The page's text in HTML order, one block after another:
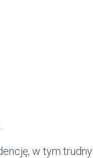
w tym